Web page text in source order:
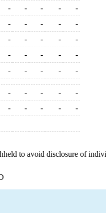
- - - -
-
- - - -
-
- - - -
-
- - - -
-
- - - - -
- - - -
-
- - - -
-
to avoid disclosure of